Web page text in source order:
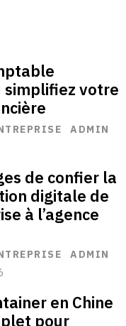
simplifiez votre
ADMIN
de confier la
digitale de
à l’agence
ADMIN
en Chine
pour